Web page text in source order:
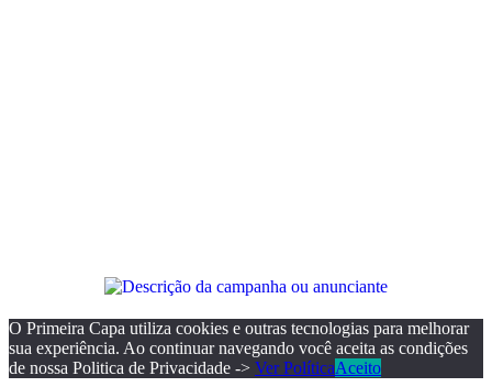
O Primeira Capa utiliza cookies e outras tecnologias para melhorar
sua experiência. Ao continuar navegando você aceita as condições
de nossa Politica de Privacidade -> Ver PolíticaAceito